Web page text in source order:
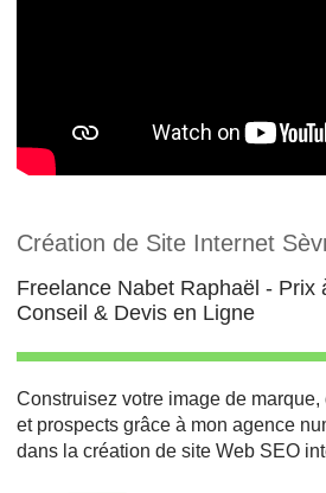
Création de Site Internet
Freelance Nabet Raphaël - Prix
Conseil & Devis en Ligne
Construisez votre image de
et prospects grâce à mon agence
dans la création de site Web SEO